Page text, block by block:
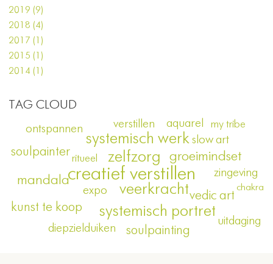
2019 (9)
2018 (4)
2017 (1)
2015 (1)
2014 (1)
TAG CLOUD
creatief verstillen
veerkracht
zelfzorg
systemisch portret
systemisch werk
mandala
groeimindset
kunst te koop
soulpainter
soulpainting
vedic art
zingeving
diepzielduiken
slow art
verstillen
expo
ontspannen
uitdaging
aquarel my tribe
ritueel
chakra